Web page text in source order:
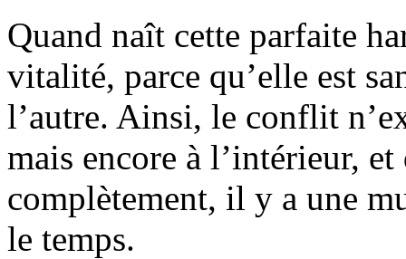
Quand naît cette parfaite
vitalité, parce qu’elle est
l’autre. Ainsi, le conflit
mais encore à l’intérieur,
complètement, il y a une
le temps.